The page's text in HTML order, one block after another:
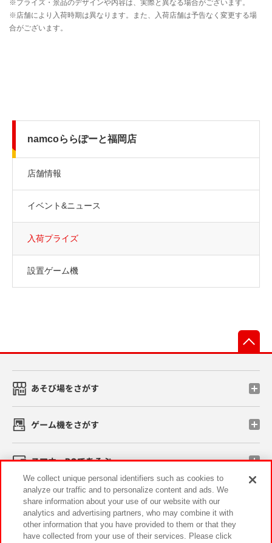
namcoららぽーと福岡店
店舗情報
イベント&ニュース
入荷プライズ
設置ゲーム機
あそび場をさがす
ゲーム機をさがす
スマホ・PCであそぶ
イベント・キャンペーン
We collect unique personal identifiers such as cookies to
analyze our traffic and to personalize content and ads. We
share information about your use of our website with our
analytics and advertising partners, who may combine it with
other information that you have provided to them or that they
have collected from your use of their services. Please click